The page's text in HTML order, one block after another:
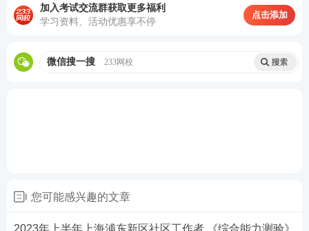
四、公文改错（1题，共10分）
予以修正。
二、参加人员:公司下属所有女职工
加入考试交流群获取更多福利
学习资料、活动优惠享不停
点击添加
微信搜一搜 233网校
您可能感兴趣的文章